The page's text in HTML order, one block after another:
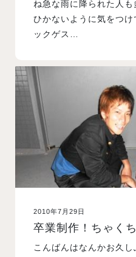
ね急な雨に降られた人
ひかないように気をつ
ックゲス…
2010年7月29日
卒業制作！ちゃく
こんばんはなんかお久